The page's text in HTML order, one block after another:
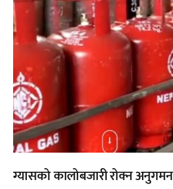
ग्यासको कालोबजारी रोक्न